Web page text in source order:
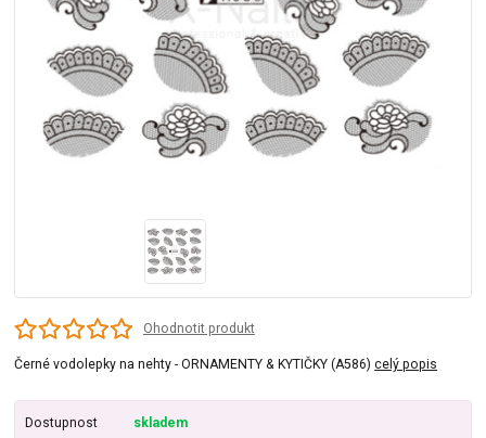
Ohodnotit produkt
Černé vodolepky na nehty - ORNAMENTY & KYTIČKY (A586)celý popis
Dostupnost skladem